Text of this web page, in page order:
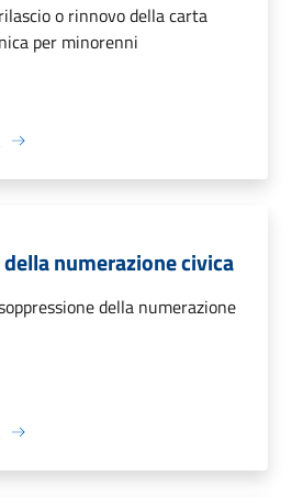
o rinnovo della carta
per minorenni
numerazione civica
della numerazione